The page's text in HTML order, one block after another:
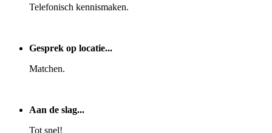
Telefonisch kennismaken.
Gesprek op locatie...
Matchen.
Aan de slag...
Tot snel!